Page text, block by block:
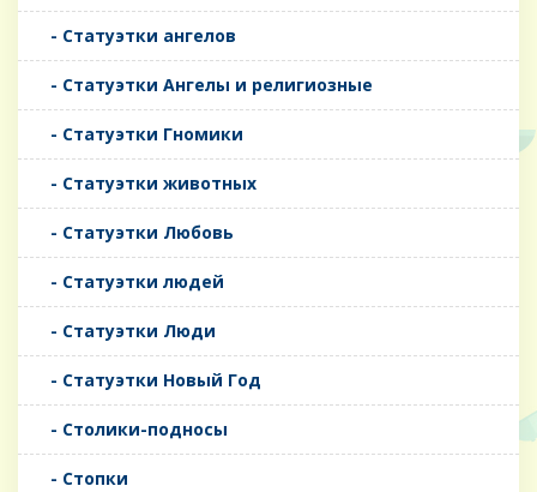
- Статуэтки ангелов
- Статуэтки Ангелы и религиозные
- Статуэтки Гномики
- Статуэтки животных
- Статуэтки Любовь
- Статуэтки людей
- Статуэтки Люди
- Статуэтки Новый Год
- Столики-подносы
- Стопки